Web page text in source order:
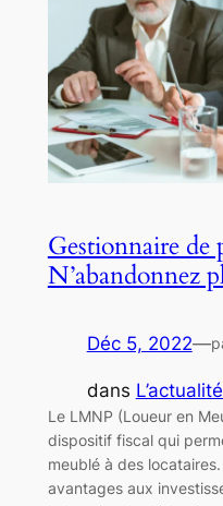
Gestionnaire de
N’abandonnez
Déc 5, 2022—
dans
Le LMNP (Loueur en
dispositif fiscal qui
meublé à des
avantages aux